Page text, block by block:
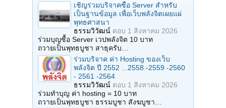
เชิญร่วมบริจาคซื้อ Server สำหรับ
เป็นฐานข้อมูล เพื่อเว็บพลังจิตเผยแผ่
พุทธศาสนา
ธรรมวิวัฒน์ ตอบ 1 สิงหาคม 2026
ร่วมบุญซื้อ Server เวปพลังจิต 10 บาท
ถวายเป็นพุทธบูชา สาธุครับ…
ร่วมบริจาค ค่า Hosting ของเว็บ
พลังจิต ปี 2552 ...2558 -2559 -2560
- 2561 -2564
ธรรมวิวัฒน์ ตอบ 1 สิงหาคม 2026
ร่วมทำบุญ ค่า hosting = 10 บาท
ถวายเป็นพุทธบูชา ธรรมบูชา สังฆบูชา…